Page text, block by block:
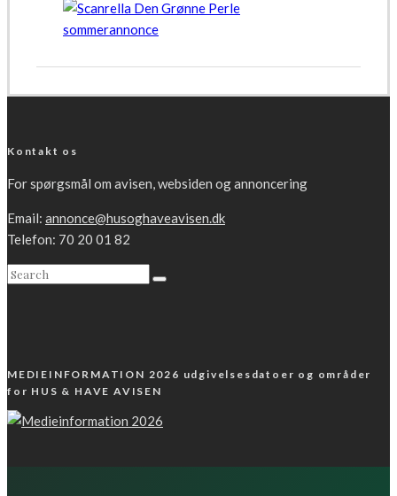
Kontakt os
For spørgsmål om avisen, websiden og annoncering
Email: annonce@husoghaveavisen.dk
Telefon: 70 20 01 82
MEDIEINFORMATION 2026 udgivelsesdatoer og områder
for HUS & HAVE AVISEN